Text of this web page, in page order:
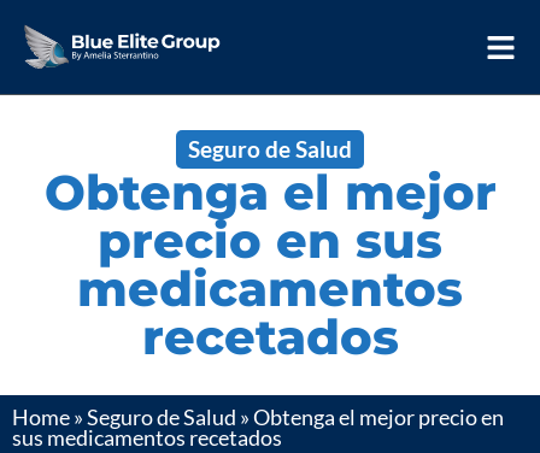
Seguro de Salud
Obtenga el mejor
precio en sus
medicamentos
recetados
Home»Seguro de Salud »Obtenga el mejor precio en
sus medicamentos recetados